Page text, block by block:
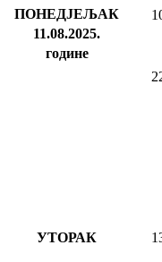
ПОНЕДЈЕЉАК
11.08.2025.
године
УТОРАК